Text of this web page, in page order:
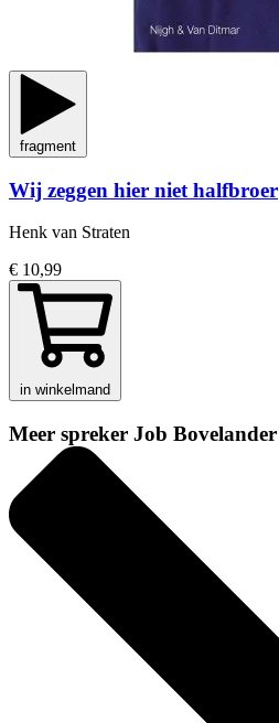
fragment
Wij zeggen hier niet halfbroer
Henk van Straten
€ 10,99
in winkelmand
Meer spreker Job Bovelander